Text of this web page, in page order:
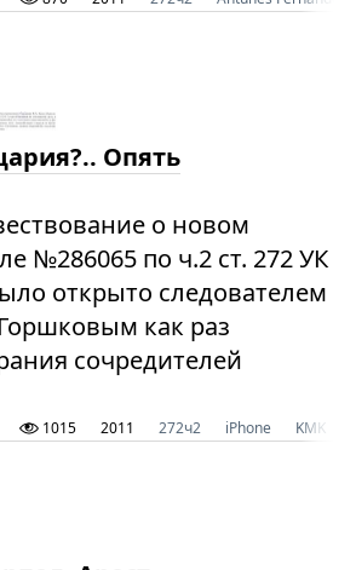
Опять
о новом
№286065 по ч.2 ст. 272 УК
открыто следователем
как раз
сочредителей
1015 2011 272ч2 iPhone KMK